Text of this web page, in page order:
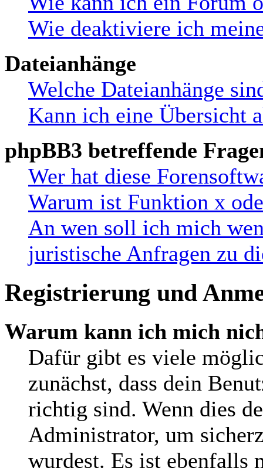
Wie deaktiviere ich
Dateianhänge
Welche Dateianhänge
Kann ich eine Übersicht
phpBB3 betreffende
Wer hat diese
Warum ist Funktion x
An wen soll ich mich
juristische Anfragen zu
Registrierung und
Warum kann ich mich
Dafür gibt es viele
zunächst, dass dein
richtig sind. Wenn dies
Administrator, um
wurdest. Es ist ebenfalls